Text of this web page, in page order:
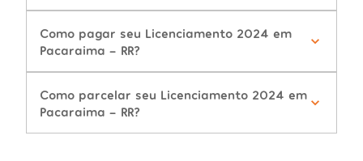
Como pagar seu Licenciamento 2024 em
Pacaraima - RR?
Como parcelar seu Licenciamento 2024 em
Pacaraima - RR?